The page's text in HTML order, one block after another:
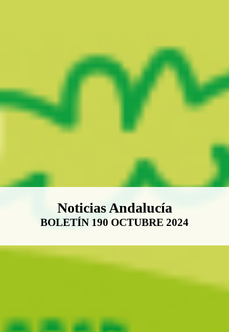
Boletín Noticias Andalucía
Noticias Andalucía
BOLETÍN 190 OCTUBRE 2024